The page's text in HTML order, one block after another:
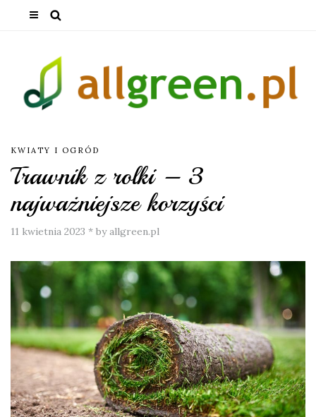
KWIATY I OGRÓD
Trawnik z rolki – 3
najważniejsze korzyści
11 kwietnia 2023 * by allgreen.pl